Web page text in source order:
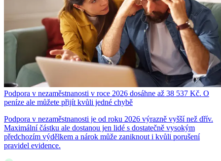
Podpora v nezaměstnanosti v roce 2026 dosáhne až 38 537 Kč. O
peníze ale můžete přijít kvůli jedné chybě
Podpora v nezaměstnanosti je od roku 2026 výrazně vyšší než dřív.
Maximální částku ale dostanou jen lidé s dostatečně vysokým
předchozím výdělkem a nárok může zaniknout i kvůli porušení
pravidel evidence.